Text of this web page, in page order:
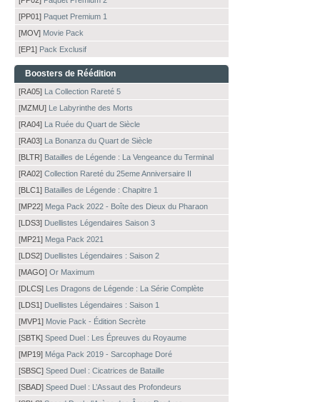
[PP01] Paquet Premium 1
[MOV] Movie Pack
[EP1] Pack Exclusif
Boosters de Réédition
[RA05] La Collection Rareté 5
[MZMU] Le Labyrinthe des Morts
[RA04] La Ruée du Quart de Siècle
[RA03] La Bonanza du Quart de Siècle
[BLTR] Batailles de Légende : La Vengeance du Terminal
[RA02] Collection Rareté du 25eme Anniversaire II
[BLC1] Batailles de Légende : Chapitre 1
[MP22] Mega Pack 2022 - Boîte des Dieux du Pharaon
[LDS3] Duellistes Légendaires Saison 3
[MP21] Mega Pack 2021
[LDS2] Duellistes Légendaires : Saison 2
[MAGO] Or Maximum
[DLCS] Les Dragons de Légende : La Série Complète
[LDS1] Duellistes Légendaires : Saison 1
[MVP1] Movie Pack - Édition Secrète
[SBTK] Speed Duel : Les Épreuves du Royaume
[MP19] Méga Pack 2019 - Sarcophage Doré
[SBSC] Speed Duel : Cicatrices de Bataille
[SBAD] Speed Duel : L’Assaut des Profondeurs